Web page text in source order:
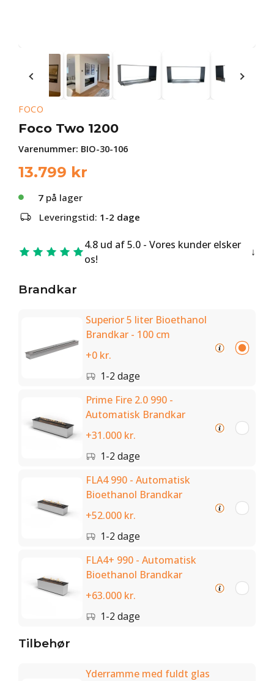
FOCO
Foco Two 1200
Varenummer: BIO-30-106
13.799 kr
7 på lager
Leveringstid: 1-2 dage
4.8 ud af 5.0 - Vores kunder elsker
os!
Brandkar
Superior 5 liter Bioethanol
Brandkar - 100 cm
+0 kr.
1-2 dage
Prime Fire 2.0 990 -
Automatisk Brandkar
+31.000 kr.
1-2 dage
FLA4 990 - Automatisk
Bioethanol Brandkar
+52.000 kr.
1-2 dage
FLA4+ 990 - Automatisk
Bioethanol Brandkar
+63.000 kr.
1-2 dage
Tilbehør
Yderramme med fuldt glas